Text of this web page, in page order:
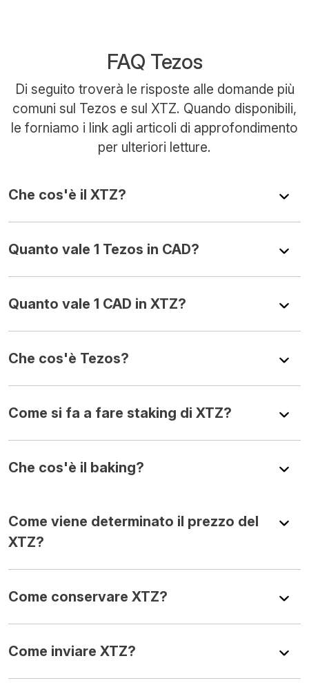
FAQ Tezos
Di seguito troverà le risposte alle domande più
comuni sul Tezos e sul XTZ. Quando disponibili,
le forniamo i link agli articoli di approfondimento
per ulteriori letture.
Che cos'è il XTZ?
Quanto vale 1 Tezos in CAD?
Quanto vale 1 CAD in XTZ?
Che cos'è Tezos?
Come si fa a fare staking di XTZ?
Che cos'è il baking?
Come viene determinato il prezzo del
XTZ?
Come conservare XTZ?
Come inviare XTZ?